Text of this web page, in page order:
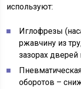
используют:
Иглофрезы
ржавчину из
зазорах дверей
оборотов –